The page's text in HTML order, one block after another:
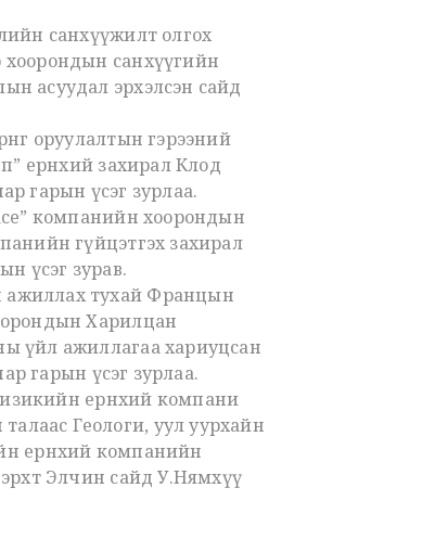
санхүүжилт олгох
санхүүгийн
асуудал эрхэлсэн сайд
оруулалтын гэрээний
ерөнхий захирал Клод
гарын үсэг зурлаа.
компанийн хоорондын
гүйцэтгэх захирал
үсэг зурав.
ажиллах тухай Францын
Харилцан
үйл ажиллагаа хариуцсан
гарын үсэг зурлаа.
ерөнхий компани
Геологи, уул уурхайн
ерөнхий компанийн
Элчин сайд У.Нямхүү